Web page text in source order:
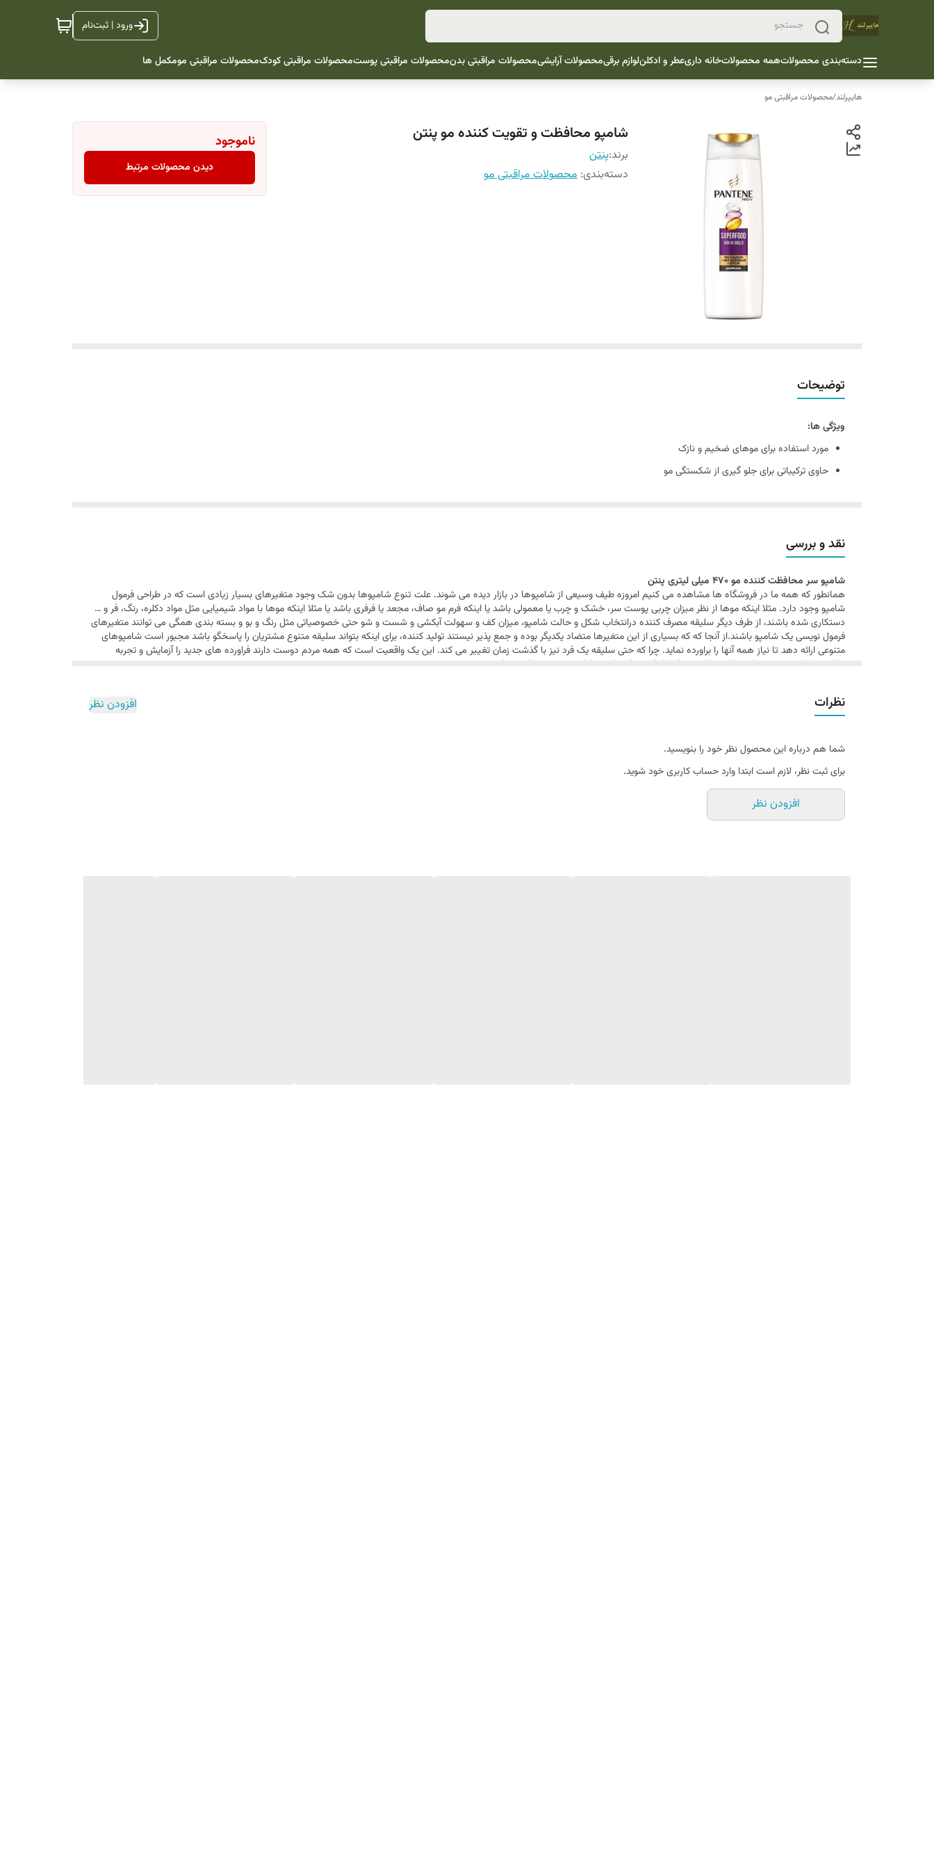
ورود | ثبت‌نام
دسته‌بندی محصولاتهمه محصولاتخانه داریعطر و ادکلنلوازم برقیمحصولات آرایشیمحصولات مراقبتی بدنمحصولات مراقبتی پوستمحصولات مراقبتی کودکمحصولات مراقبتی مومکمل ها
هایپرلند/محصولات مراقبتی مو
شامپو محافظت و تقویت کننده مو پنتن
برند:پنتن
دسته‌بندی: محصولات مراقبتی مو
ناموجود
دیدن محصولات مرتبط
توضیحات
ویژگی ها:
مورد استفاده برای موهای ضخیم و نازک
حاوی ترکیباتی برای جلو گیری از شکستگی مو
نقد و بررسی
شامپو سر محافظت کننده مو 470 میلی لیتری پنتن
همانطور که همه ما در فروشگاه ها مشاهده می کنیم امروزه طیف وسیعی از شامپوها در بازار دیده می شوند. علت تنوع شامپوها بدون شک وجود متغیرهای بسیار زیادی است که در طراحی فرمول
شامپو وجود دارد. مثلا اینکه موها از نظر میزان چربی پوست سر، خشک و چرب یا معمولی باشد یا اینکه فرم مو صاف، مجعد یا فرفری باشد یا مثلا اینکه موها با مواد شیمیایی مثل مواد دکلره، رنگ، فر و …
دستکاری شده باشند، از طرف دیگر سلیقه مصرف کننده درانتخاب شکل و حالت شامپو، میزان کف و سهولت آبکشی و شست و شو حتی خصوصیاتی مثل رنگ و بو و بسته بندی همگی می توانند متغیرهای
فرمول نویسی یک شامپو باشند.از آنجا که که بسیاری از این متغیرها متضاد یکدیگر بوده و جمع پذیر نیستند تولید کننده، برای اینکه بتواند سلیقه متنوع مشتریان را پاسخگو باشد مجبور است شامپوهای
متنوعی ارائه دهد تا نیاز همه آنها را براورده نماید. چرا که حتی سلیقه یک فرد نیز با گذشت زمان تغییر می کند. این یک واقعیت است که همه مردم دوست دارند فراورده های جدید را آزمایش و تجربه
نمایند. شامپو سر پنتن یک شامپو مناسب برای بانوان میباشد که در ادامه توضیح خواهیم داد.
این شامپو سر یکی از محصولات پنتن میباشد که با مدل SuperFood برای محافظت از مو طراحی شده است. این شامپو با داشتن ترکیباتی مثل آنتی اکسیدان ها و لیپید ها، موهای ضخیم و نازک را از
ریشه تقویت میکند. آنتی اکسیدان موجود در ترکیب این شامپو از شکستگی مو ها جلو گیر میکند و لیپید های موجود در ترکیب این شامپو به یکپارچگی موهای سر کمک میکند.
ویژگی ها:
حاوی ترکیباتی برای جلو گیری از شکستگی مو
حاوی لیپید ها برای کمک به یکپارچگی مو
نظرات افزودن نظر
شما هم درباره این محصول نظر خود را بنویسید.
برای ثبت نظر، لازم است ابتدا وارد حساب کاربری خود شوید.
افزودن نظر